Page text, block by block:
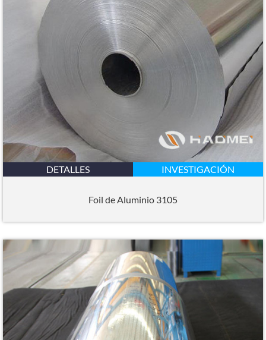
DETALLES INVESTIGACIÓN
Foil de Aluminio 3105